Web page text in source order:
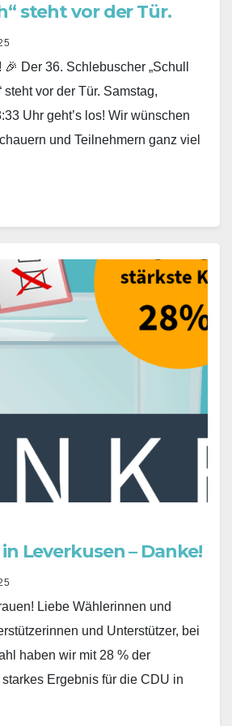
steht vor der Tür.
Der 36. Schlebuscher „Schull
steht vor der Tür. Samstag,
Uhr geht’s los! Wir wünschen
und Teilnehmern ganz viel
Leverkusen – Danke!
Liebe Wählerinnen und
und Unterstützer, bei
haben wir mit 28 % der
Ergebnis für die CDU in